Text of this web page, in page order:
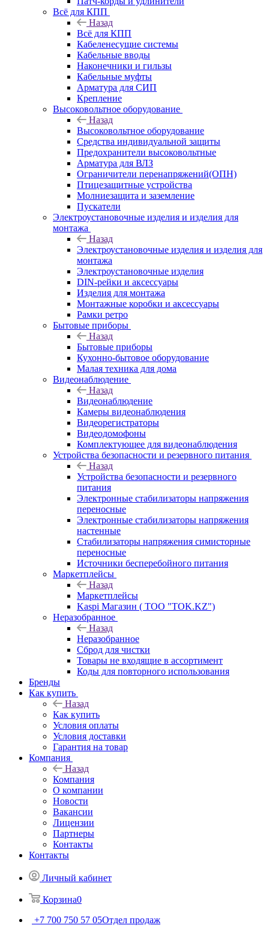
Всё для КПП
Назад
Всё для КПП
Кабеленесущие системы
Кабельные вводы
Наконечники и гильзы
Кабельные муфты
Арматура для СИП
Крепление
Высоковольтное оборудование
Назад
Высоковольтное оборудование
Средства индивидуальной защиты
Предохранители высоковольтные
Арматура для ВЛЗ
Ограничители перенапряжений(ОПН)
Птицезащитные устройства
Молниезащита и заземление
Пускатели
Электроустановочные изделия и изделия для
монтажа
Назад
Электроустановочные изделия и изделия для
монтажа
Электроустановочные изделия
DIN-рейки и аксессуары
Изделия для монтажа
Монтажные коробки и аксессуары
Рамки ретро
Бытовые приборы
Назад
Бытовые приборы
Кухонно-бытовое оборудование
Малая техника для дома
Видеонаблюдение
Назад
Видеонаблюдение
Камеры видеонаблюдения
Видеорегистраторы
Видеодомофоны
Комплектующее для видеонаблюдения
Устройства безопасности и резервного питания
Назад
Устройства безопасности и резервного
питания
Электронные стабилизаторы напряжения
переносные
Электронные стабилизаторы напряжения
настенные
Стабилизаторы напряжения симисторные
переносные
Источники бесперебойного питания
Маркетплейсы
Назад
Маркетплейсы
Kaspi Магазин ( ТОО "TOK.KZ")
Неразобранное
Назад
Неразобранное
Сброд для чистки
Товары не входящие в ассортимент
Коды для повторного использования
Бренды
Как купить
Назад
Как купить
Условия оплаты
Условия доставки
Гарантия на товар
Компания
Назад
Компания
О компании
Новости
Вакансии
Лицензии
Партнеры
Контакты
Контакты
Личный кабинет
Корзина0
+7 700 750 57 05Отдел продаж